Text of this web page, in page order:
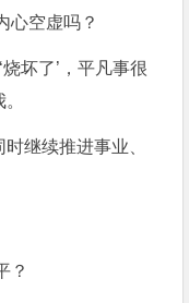
心空虚吗？
坏了’，平凡事很
继续推进事业、
？